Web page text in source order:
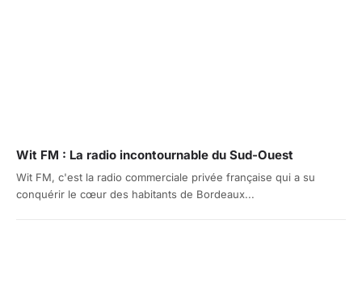
Wit FM : La radio incontournable du Sud-Ouest
Wit FM, c'est la radio commerciale privée française qui a su
conquérir le cœur des habitants de Bordeaux...